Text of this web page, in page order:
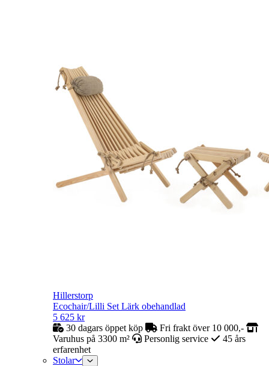
Hillerstorp
Ecochair/Lilli Set Lärk obehandlad
5 625 kr
30 dagars öppet köp
Fri frakt över 10 000,-
Varuhus på 3300 m²
Personlig service
45 års
erfarenhet
Stolar